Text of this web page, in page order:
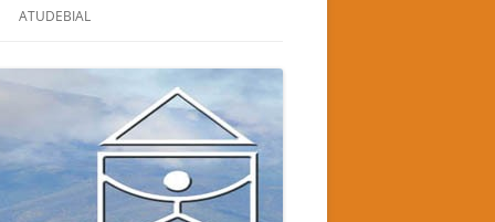
BIERZO NATURA S.L.
EL GRAN RUFUS (TEATRO-CIRCO)
ATUDEBIAL